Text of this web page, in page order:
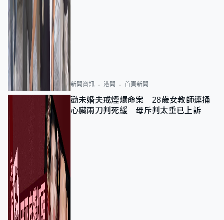
新聞資訊 港聞 首頁新聞
勸未婚夫戒煙爆命案 28歲女教師連捅
心臟兩刀判死緩 母斥判太重已上訴